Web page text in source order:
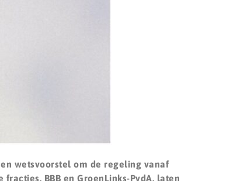
wetsvoorstel om de regeling vanaf
BBB en GroenLinks-PvdA, laten